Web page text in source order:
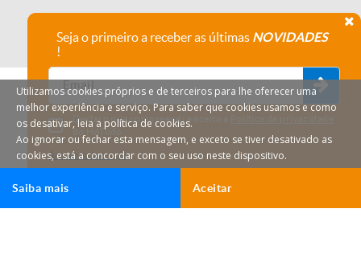
Seja o primeiro a receber as últimas NOVIDADES
!
Declaro que compreendi e aceito a Política de privacidade
do HáTudo.
Anular subscrição
Utilizamos cookies próprios e de terceiros para lhe oferecer uma
melhor experiência e serviço. Para saber que cookies usamos e como
os desativar, leia a política de cookies.
Ao ignorar ou fechar esta mensagem, e exceto se tiver desativado as
cookies, está a concordar com o seu uso neste dispositivo.
Aceitar
Saiba mais